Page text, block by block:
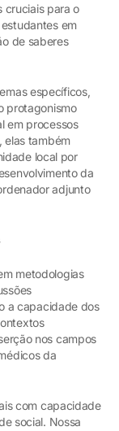
cruciais para o
em
de saberes
específicos,
protagonismo
em processos
elas também
local por
da
adjunto
metodologias
a capacidade dos
nos campos
da
com capacidade
social. Nossa